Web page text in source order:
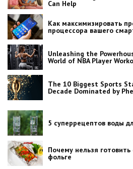
Can Help
Как максимизировать
процессора вашего
Unleashing the
World of NBA Player
The 10 Biggest Sports
Decade Dominated by
5 суперрецептов воды
Почему нельзя
фольге